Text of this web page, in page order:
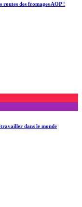
des fromages AOP !
dans le monde